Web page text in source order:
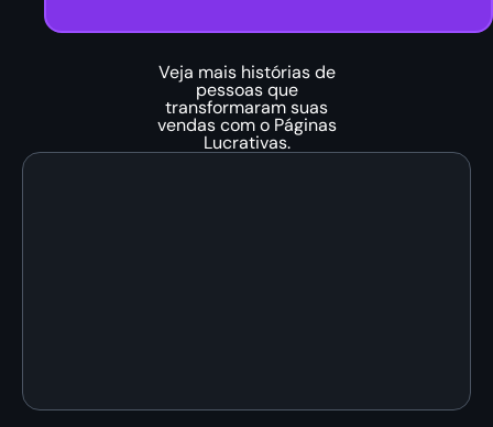
Veja mais histórias de
pessoas que
transformaram suas
vendas com o Páginas
Lucrativas.